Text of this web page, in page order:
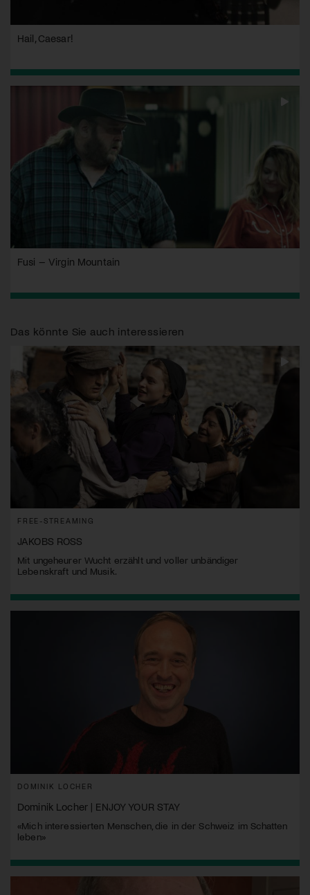
Hail, Caesar!
Fusi – Virgin Mountain
Das könnte Sie auch interessieren
FREE-STREAMING
JAKOBS ROSS
Mit ungeheurer Wucht erzählt und voller unbändiger
Lebenskraft und Musik.
DOMINIK LOCHER
Dominik Locher | ENJOY YOUR STAY
«Mich interessierten Menschen, die in der Schweiz im Schatten
leben»